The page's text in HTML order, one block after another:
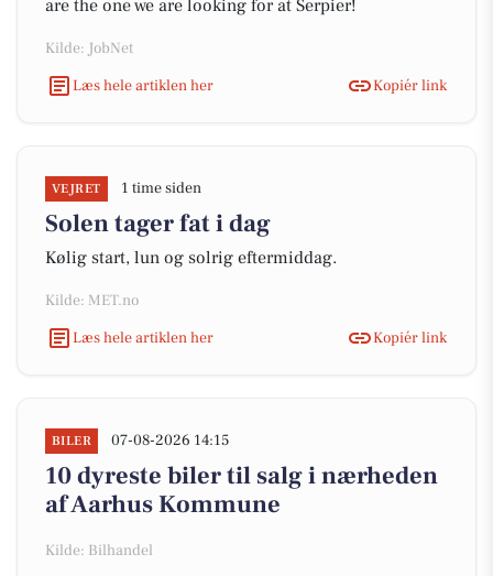
are the one we are looking for at Serpier!
Kilde: JobNet
Læs hele artiklen her
Kopiér link
VEJRET 1 time siden
Solen tager fat i dag
Kølig start, lun og solrig eftermiddag.
Kilde: MET.no
Læs hele artiklen her
Kopiér link
BILER 07-08-2026 14:15
10 dyreste biler til salg i nærheden
af Aarhus Kommune
Kilde: Bilhandel